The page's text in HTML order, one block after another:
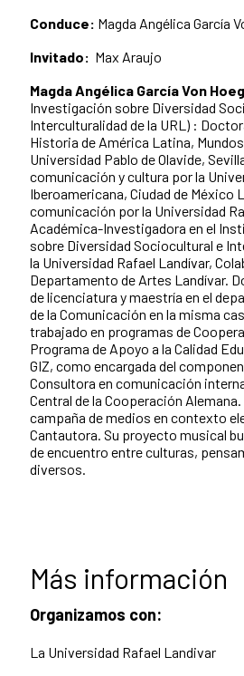
Conduce: Magda Angélica García
Invitado: Max Araujo
Magda Angélica García Von
Investigación sobre Diversidad
Interculturalidad de la URL) :
Historia de América Latina,
Universidad Pablo de Olavide,
comunicación y cultura por la
Iberoamericana, Ciudad de México
comunicación por la Universidad
Académica-Investigadora en el
sobre Diversidad Sociocultural e
la Universidad Rafael Landívar,
Departamento de Artes Landívar.
de licenciatura y maestría en el
de la Comunicación en la misma
trabajado en programas de
Programa de Apoyo a la Calidad
GIZ, como encargada del
Consultora en comunicación
Central de la Cooperación
campaña de medios en contexto
Cantautora. Su proyecto musical
de encuentro entre culturas,
diversos.
Más información
Organizamos con:
La Universidad Rafael Landivar